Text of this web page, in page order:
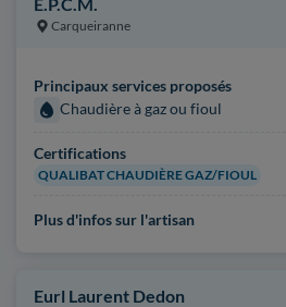
Carqueiranne
Principaux services proposés
Chaudière à gaz ou fioul
Certifications
QUALIBAT CHAUDIÈRE GAZ/FIOUL
Plus d'infos sur l'artisan
Eurl Laurent Dedon